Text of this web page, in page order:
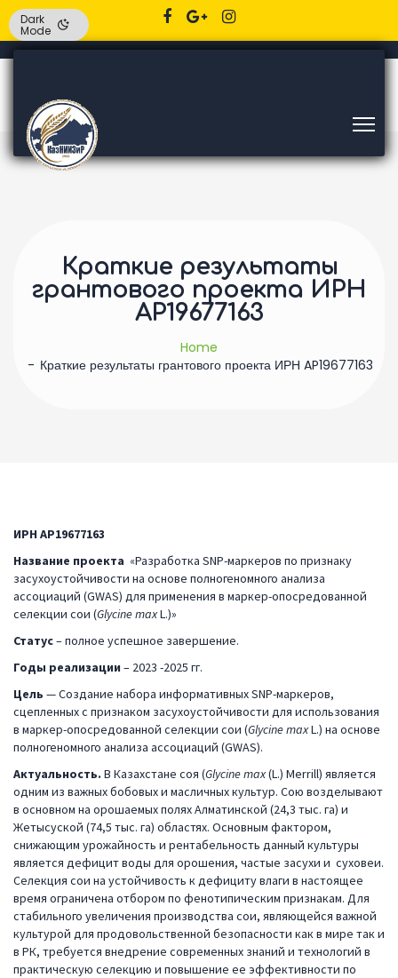
Краткие результаты
грантового проекта ИРН
AP19677163
Home
Краткие результаты грантового проекта ИРН AP19677163
ИРН AP19677163
Название проекта «Разработка SNP-маркеров по признаку
засухоустойчивости на основе полногеномного анализа
ассоциаций (GWAS) для применения в маркер-опосредованной
селекции сои (GlycinemaxL.)»
Статус– полное успешное завершение.
Годы реализации – 2023 -2025 гг.
Цель — Создание набора информативных SNP-маркеров,
сцепленных с признаком засухоустойчивости для использования
в маркер-опосредованной селекции сои (GlycinemaxL.) на основе
полногеномного анализа ассоциаций (GWAS).
Актуальность. В Казахстане соя (Glycinemax(L.) Merrill) является
одним из важных бобовых и масличных культур. Сою возделывают
в основном на орошаемых полях Алматинской (24,3 тыс. га) и
Жетысуской (74,5 тыс. га) областях. Основным фактором,
снижающим урожайность и рентабельность данный культуры
является дефицит воды для орошения, частые засухи и суховеи.
Селекция сои на устойчивость к дефициту влаги в настоящее
время ограничена отбором по фенотипическим признакам. Для
стабильного увеличения производства сои, являющейся важной
культурой для продовольственной безопасности как в мире так и
в РК, требуется внедрение современных знаний и технологий в
практическую селекцию и повышение ее эффективности по
Dark
Mode